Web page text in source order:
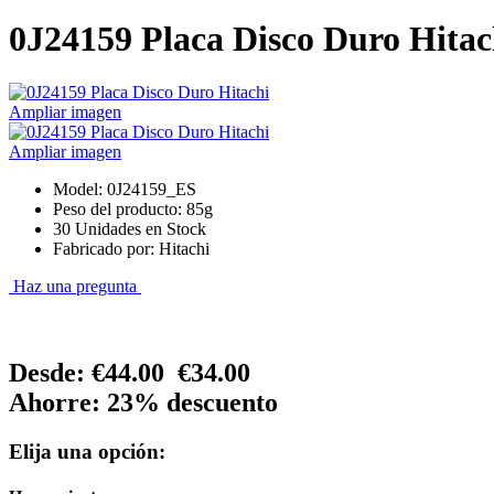
0J24159 Placa Disco Duro
Ampliar imagen
Ampliar imagen
Model: 0J24159_ES
Peso del producto: 85g
30 Unidades en Stock
Fabricado por: Hitachi
Haz una pregunta
Desde: €44.00 €34.00
Ahorre: 23% descuento
Elija una opción: